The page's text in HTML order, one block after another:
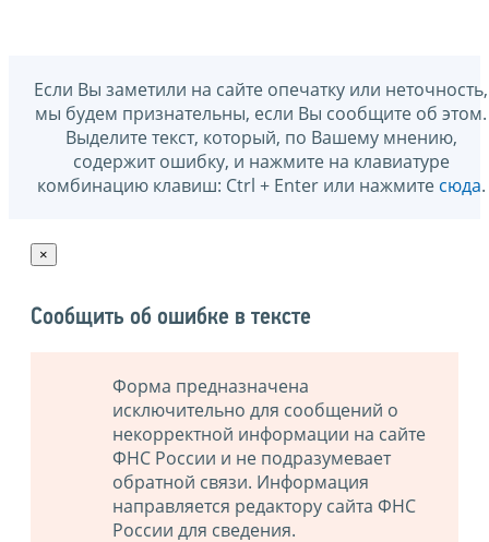
Если Вы заметили на сайте опечатку или неточность,
мы будем признательны, если Вы сообщите об этом.
Выделите текст, который, по Вашему мнению,
содержит ошибку, и нажмите на клавиатуре
комбинацию клавиш: Ctrl + Enter или нажмите сюда.
×
Сообщить об ошибке в тексте
Форма предназначена
исключительно для сообщений о
некорректной информации на сайте
ФНС России и не подразумевает
обратной связи. Информация
направляется редактору сайта ФНС
России для сведения.